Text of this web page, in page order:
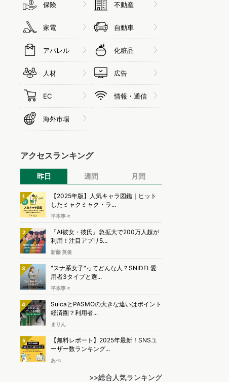
保険 不動産
家電 自動車
アパレル 化粧品
人材 広告
EC 情報・通信
海外市場
アクセスランキング
昨日 週間 月間
1
【2025年版】人気キャラ図鑑｜ヒット
したミャクミャク・ラ...
平本寧々
2
『AI彼女・彼氏』急拡大で200万人超が
利用！注目アプリ5...
新藤 英俊
3
"スナ系女子"ってどんな人？SNIDEL愛
用者3タイプと選...
平本寧々
4
SuicaとPASMOの大きな違いはポイント
経済圏？利用者...
まりん
5
【無料レポート】2025年最新！SNSユ
ーザー数ランキング...
あべ
>>総合人気ランキング